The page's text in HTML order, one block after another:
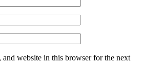
and website in this browser for the next